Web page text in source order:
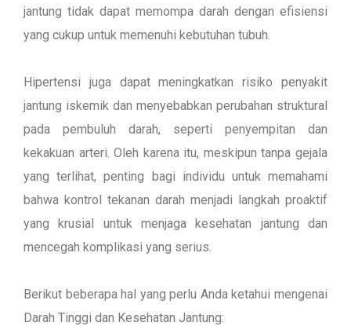
jantung tidak dapat memompa darah dengan efisiensi
yang cukup untuk memenuhi kebutuhan tubuh.
Hipertensi juga dapat meningkatkan risiko penyakit
jantung iskemik dan menyebabkan perubahan struktural
pada pembuluh darah, seperti penyempitan dan
kekakuan arteri. Oleh karena itu, meskipun tanpa gejala
yang terlihat, penting bagi individu untuk memahami
bahwa kontrol tekanan darah menjadi langkah proaktif
yang krusial untuk menjaga kesehatan jantung dan
mencegah komplikasi yang serius.
Berikut beberapa hal yang perlu Anda ketahui mengenai
Darah Tinggi dan Kesehatan Jantung: